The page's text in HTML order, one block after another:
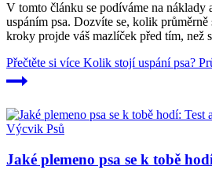
V tomto článku se podíváme na náklady
uspáním psa. Dozvíte se, kolik
kroky projde váš mazlíček před tím, než
Přečtěte si více Kolik stojí uspání psa?
Výcvik Psů
Jaké plemeno psa se k tobě